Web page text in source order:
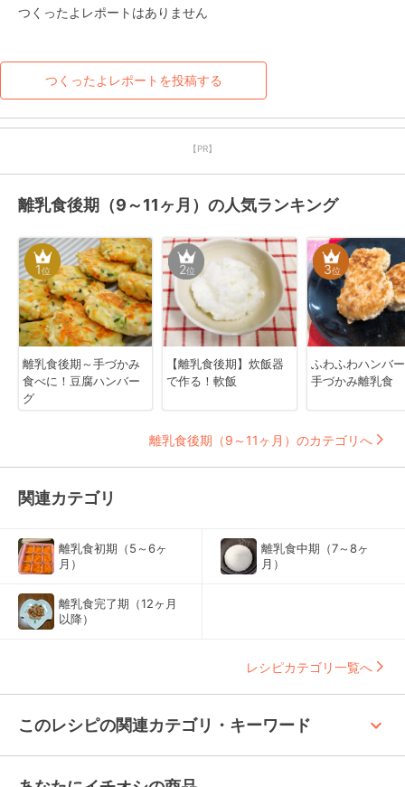
つくったよレポートはありません
つくったよレポートを投稿する
【PR】
離乳食後期（9～11ヶ月）の人気ランキング
1位
離乳食後期～手づかみ
食べに！豆腐ハンバー
グ
2位
【離乳食後期】炊飯器
で作る！軟飯
3位
ふわふわハンバ
手づかみ離乳食
離乳食後期（9～11ヶ月）のカテゴリへ
関連カテゴリ
離乳食初期（5～6ヶ
月）
離乳食中期（7～8ヶ
月）
離乳食完了期（12ヶ月
以降）
レシピカテゴリ一覧へ
このレシピの関連カテゴリ・キーワード keyboard_arrow_up